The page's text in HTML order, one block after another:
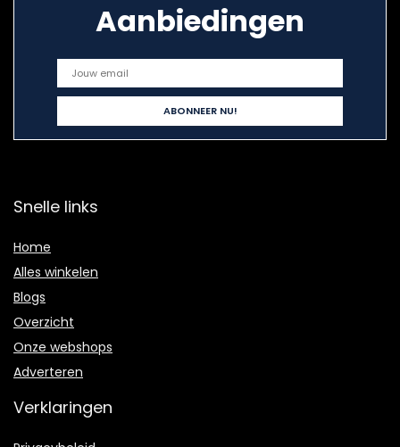
Aanbiedingen
Snelle links
Home
Alles winkelen
Blogs
Overzicht
Onze webshops
Adverteren
Verklaringen